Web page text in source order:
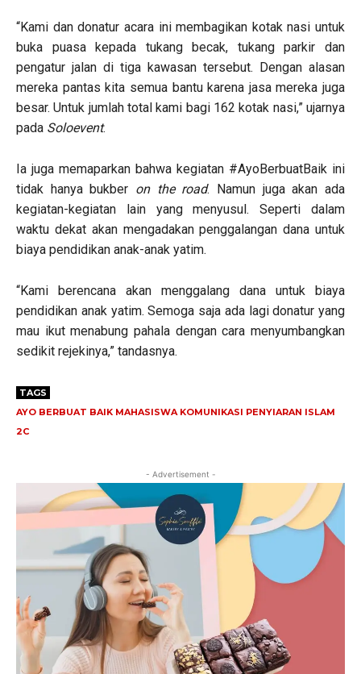
“Kami dan donatur acara ini membagikan kotak nasi untuk
buka puasa kepada tukang becak, tukang parkir dan
pengatur jalan di tiga kawasan tersebut. Dengan alasan
mereka pantas kita semua bantu karena jasa mereka juga
besar. Untuk jumlah total kami bagi 162 kotak nasi,” ujarnya
pada Soloevent.
Ia juga memaparkan bahwa kegiatan #AyoBerbuatBaik ini
tidak hanya bukber on the road. Namun juga akan ada
kegiatan-kegiatan lain yang menyusul. Seperti dalam
waktu dekat akan mengadakan penggalangan dana untuk
biaya pendidikan anak-anak yatim.
“Kami berencana akan menggalang dana untuk biaya
pendidikan anak yatim. Semoga saja ada lagi donatur yang
mau ikut menabung pahala dengan cara menyumbangkan
sedikit rejekinya,” tandasnya.
TAGS
AYO BERBUAT BAIK MAHASISWA KOMUNIKASI PENYIARAN ISLAM
2C
- Advertisement -